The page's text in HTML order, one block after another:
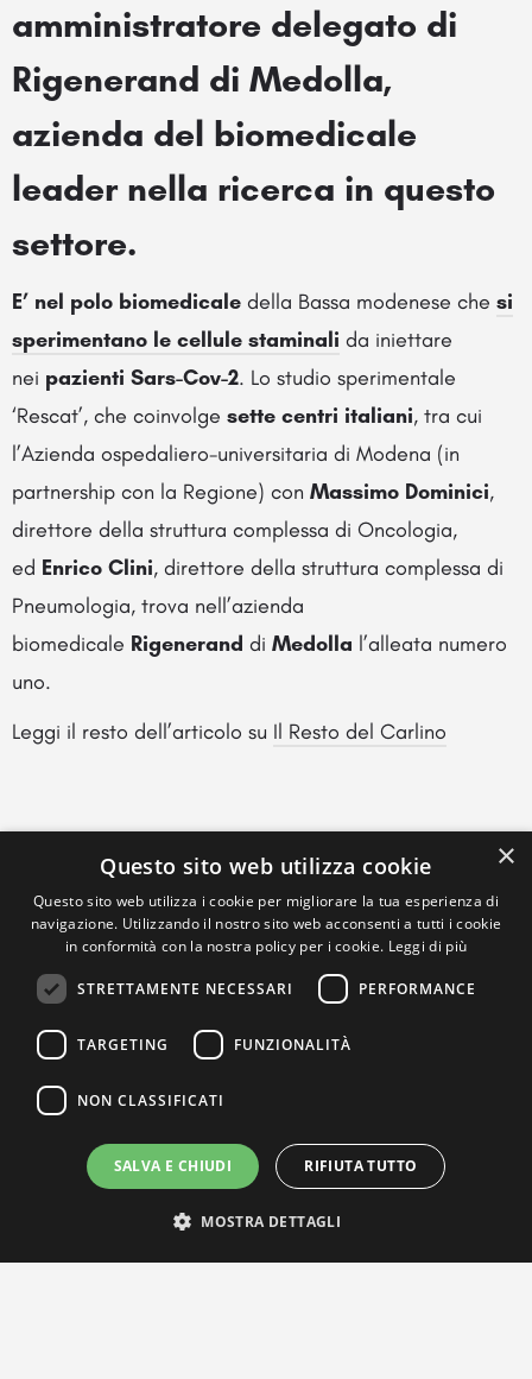
amministratore delegato di
Rigenerand di Medolla,
azienda del biomedicale
leader nella ricerca in questo
settore.
E’ nel polo biomedicale della Bassa modenese che si
sperimentano le cellule staminali da iniettare
nei pazienti Sars-Cov-2. Lo studio sperimentale
‘Rescat’, che coinvolge sette centri italiani, tra cui
l’Azienda ospedaliero-universitaria di Modena (in
partnership con la Regione) con Massimo Dominici,
direttore della struttura complessa di Oncologia,
ed Enrico Clini, direttore della struttura complessa di
Pneumologia, trova nell’azienda
biomedicale Rigenerand di Medolla l’alleata numero
uno.
Leggi il resto dell’articolo su Il Resto del Carlino
×
Questo sito web utilizza cookie
Questo sito web utilizza i cookie per migliorare la tua esperienza di
navigazione. Utilizzando il nostro sito web acconsenti a tutti i cookie
in conformità con la nostra policy per i cookie. Leggi di più
STRETTAMENTE NECESSARI PERFORMANCE
TARGETING FUNZIONALITÀ
NON CLASSIFICATI
SALVA E CHIUDI RIFIUTA TUTTO
MOSTRA DETTAGLI